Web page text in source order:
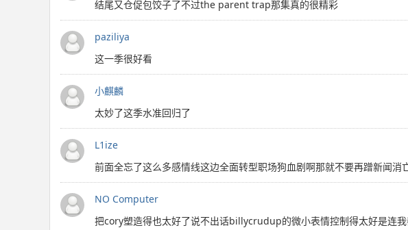
结尾又仓促包饺子了不过the parent trap那集真的很精彩
paziliya
这一季很好看
小麒麟
太妙了这季水准回归了
L1ize
前面全忘了这么多感情线这边全面转型职场狗血剧啊那就不要再蹭新闻
NO Computer
把cory塑造得也太好了说不出话billycrudup的微小表情控制得太好是连